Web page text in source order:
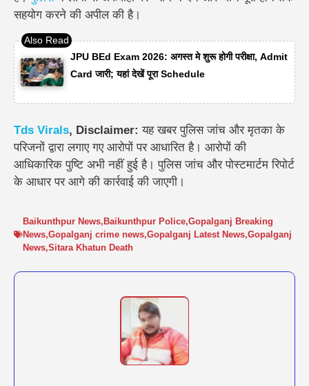
सहयोग करने की अपील की है।
JPU BEd Exam 2026: अगस्त मे शुरू होगी परीक्षा, Admit
Card जारी; यहां देखें पूरा Schedule
Tds Virals, Disclaimer: यह खबर पुलिस जांच और मृतका के
परिजनों द्वारा लगाए गए आरोपों पर आधारित है। आरोपों की
आधिकारिक पुष्टि अभी नहीं हुई है। पुलिस जांच और पोस्टमार्टम रिपोर्ट
के आधार पर आगे की कार्रवाई की जाएगी।
Baikunthpur News, Baikunthpur Police,Gopalganj Breaking
News,Gopalganj crime news,Gopalganj Latest News,Gopalganj
News,Sitara Khatun Death